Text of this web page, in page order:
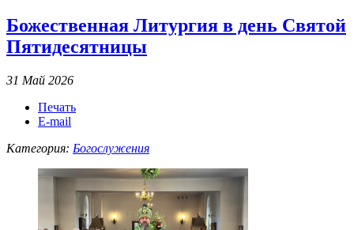
Божественная Литургия в день Святой
Пятидесятницы
31 Май 2026
Печать
E-mail
Категория: Богослужения